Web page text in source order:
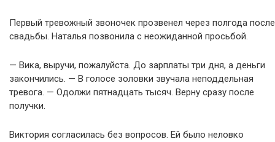
Первый тревожный звоночек прозвенел через полгода после
свадьбы. Наталья позвонила с неожиданной просьбой.
— Вика, выручи, пожалуйста. До зарплаты три дня, а деньги
закончились. — В голосе золовки звучала неподдельная
тревога. — Одолжи пятнадцать тысяч. Верну сразу после
получки.
Виктория согласилась без вопросов. Ей было неловко